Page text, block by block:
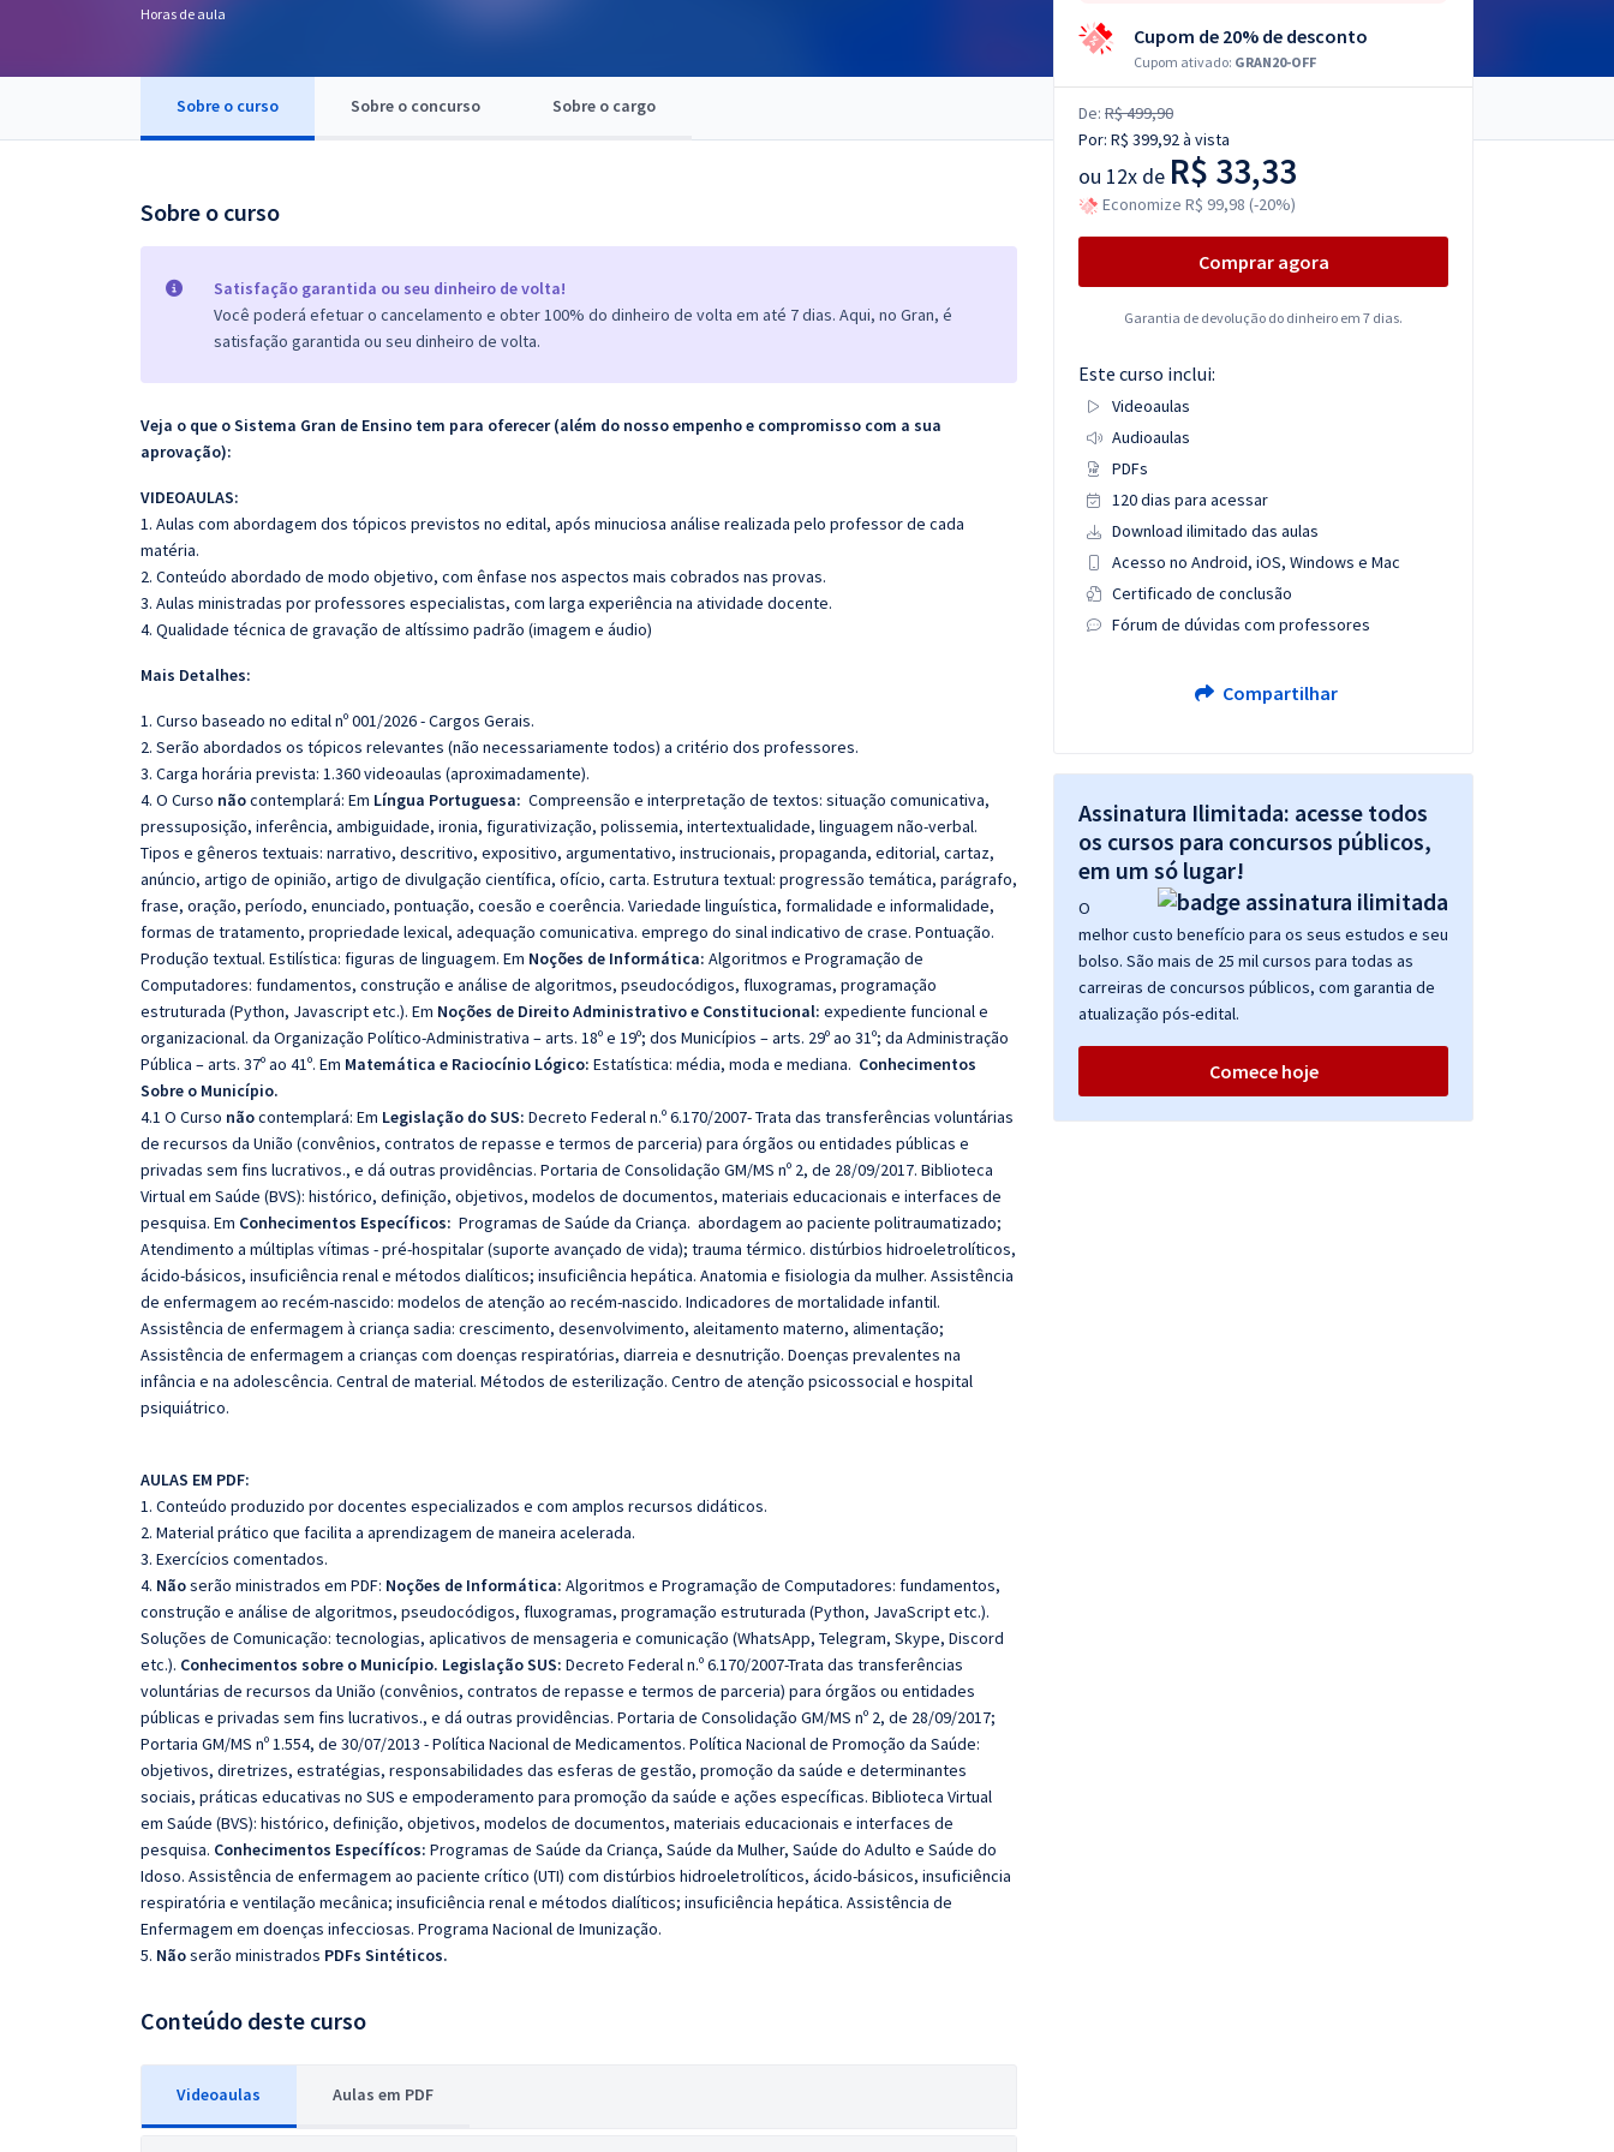
OAB
Questões grátis
Conteúdo gratuito
Horas de aula
Sobre o curso Sobre o concurso Sobre o cargo
Sobre o curso
Satisfação garantida ou seu dinheiro de volta!
Você poderá efetuar o cancelamento e obter 100% do dinheiro de volta em até 7 dias. Aqui, no Gran, é
satisfação garantida ou seu dinheiro de volta.
Veja o que o Sistema Gran de Ensino tem para oferecer (além do nosso empenho e compromisso com a sua
aprovação):
VIDEOAULAS:
1. Aulas com abordagem dos tópicos previstos no edital, após minuciosa análise realizada pelo professor de cada
matéria.
2. Conteúdo abordado de modo objetivo, com ênfase nos aspectos mais cobrados nas provas.
3. Aulas ministradas por professores especialistas, com larga experiência na atividade docente.
4. Qualidade técnica de gravação de altíssimo padrão (imagem e áudio)
Mais Detalhes:
1. Curso baseado no edital nº 001/2026 - Cargos Gerais.
2. Serão abordados os tópicos relevantes (não necessariamente todos) a critério dos professores.
3. Carga horária prevista: 1.360 videoaulas (aproximadamente).
4. O Curso nãocontemplará: Em Língua Portuguesa: Compreensão e interpretação de textos: situação comunicativa,
pressuposição, inferência, ambiguidade, ironia, figurativização, polissemia, intertextualidade, linguagem não-verbal.
Tipos e gêneros textuais: narrativo, descritivo, expositivo, argumentativo, instrucionais, propaganda, editorial, cartaz,
anúncio, artigo de opinião, artigo de divulgação científica, ofício, carta. Estrutura textual: progressão temática, parágrafo,
frase, oração, período, enunciado, pontuação, coesão e coerência. Variedade linguística, formalidade e informalidade,
formas de tratamento, propriedade lexical, adequação comunicativa. emprego do sinal indicativo de crase. Pontuação.
Produção textual. Estilística: figuras de linguagem. Em Noções de Informática: Algoritmos e Programação de
Computadores: fundamentos, construção e análise de algoritmos, pseudocódigos, fluxogramas, programação
estruturada (Python, Javascript etc.). Em Noções de Direito Administrativo e Constitucional: expediente funcional e
organizacional. da Organização Político-Administrativa – arts. 18º e 19º; dos Municípios – arts. 29º ao 31º; da Administração
Pública – arts. 37º ao 41º. Em Matemática e Raciocínio Lógico: Estatística: média, moda e mediana. Conhecimentos
Sobre o Município.
4.1 O Curso nãocontemplará: Em Legislação do SUS: Decreto Federal n.º 6.170/2007- Trata das transferências voluntárias
de recursos da União (convênios, contratos de repasse e termos de parceria) para órgãos ou entidades públicas e
privadas sem fins lucrativos., e dá outras providências. Portaria de Consolidação GM/MS nº 2, de 28/09/2017. Biblioteca
Virtual em Saúde (BVS): histórico, definição, objetivos, modelos de documentos, materiais educacionais e interfaces de
pesquisa. Em Conhecimentos Específicos: Programas de Saúde da Criança. abordagem ao paciente politraumatizado;
Atendimento a múltiplas vítimas - pré-hospitalar (suporte avançado de vida); trauma térmico. distúrbios hidroeletrolíticos,
ácido-básicos, insuficiência renal e métodos dialíticos; insuficiência hepática. Anatomia e fisiologia da mulher. Assistência
de enfermagem ao recém-nascido: modelos de atenção ao recém-nascido. Indicadores de mortalidade infantil.
Assistência de enfermagem à criança sadia: crescimento, desenvolvimento, aleitamento materno, alimentação;
Assistência de enfermagem a crianças com doenças respiratórias, diarreia e desnutrição. Doenças prevalentes na
infância e na adolescência. Central de material. Métodos de esterilização. Centro de atenção psicossocial e hospital
psiquiátrico.
AULAS EM PDF:
1. Conteúdo produzido por docentes especializados e com amplos recursos didáticos.
2. Material prático que facilita a aprendizagem de maneira acelerada.
3. Exercícios comentados.
4. Nãoserão ministrados em PDF: Noções de Informática: Algoritmos e Programação de Computadores: fundamentos,
construção e análise de algoritmos, pseudocódigos, fluxogramas, programação estruturada (Python, JavaScript etc.).
Soluções de Comunicação: tecnologias, aplicativos de mensageria e comunicação (WhatsApp, Telegram, Skype, Discord
etc.). Conhecimentos sobre o Município. Legislação SUS: Decreto Federal n.º 6.170/2007-Trata das transferências
voluntárias de recursos da União (convênios, contratos de repasse e termos de parceria) para órgãos ou entidades
públicas e privadas sem fins lucrativos., e dá outras providências. Portaria de Consolidação GM/MS nº 2, de 28/09/2017;
Portaria GM/MS nº 1.554, de 30/07/2013 - Política Nacional de Medicamentos. Política Nacional de Promoção da Saúde:
objetivos, diretrizes, estratégias, responsabilidades das esferas de gestão, promoção da saúde e determinantes
sociais, práticas educativas no SUS e empoderamento para promoção da saúde e ações específicas. Biblioteca Virtual
em Saúde (BVS): histórico, definição, objetivos, modelos de documentos, materiais educacionais e interfaces de
pesquisa. Conhecimentos Específícos: Programas de Saúde da Criança, Saúde da Mulher, Saúde do Adulto e Saúde do
Idoso. Assistência de enfermagem ao paciente crítico (UTI) com distúrbios hidroeletrolíticos, ácido-básicos, insuficiência
respiratória e ventilação mecânica; insuficiência renal e métodos dialíticos; insuficiência hepática. Assistência de
Enfermagem em doenças infecciosas. Programa Nacional de Imunização.
5. Nãoserão ministrados PDFs Sintéticos.
Conteúdo deste curso
Videoaulas Aulas em PDF
Cupom de 20% de desconto
Cupom ativado: GRAN20-OFF
De: R$ 499,90
Por: R$ 399,92à vista
ou 12x de R$ 33,33
Economize R$ 99,98 (-20%)
Comprar agora
Garantia de devolução do dinheiro em 7 dias.
Este curso inclui:
Videoaulas
Audioaulas
PDFs
120 dias para acessar
Download ilimitado das aulas
Acesso no Android, iOS, Windows e Mac
Certificado de conclusão
Fórum de dúvidas com professores
Compartilhar
Assinatura Ilimitada: acesse todos
os cursos para concursos públicos,
em um só lugar!
O
melhor custo benefício para os seus estudos e seu
bolso. São mais de 25 mil cursos para todas as
carreiras de concursos públicos, com garantia de
atualização pós-edital.
Comece hoje